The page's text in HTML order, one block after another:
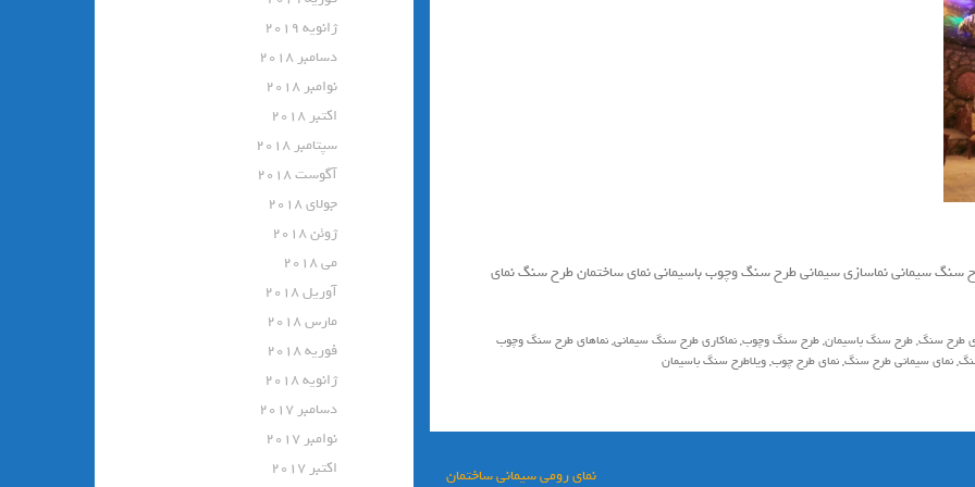
سنگ سیمانی نماسازی سیمانی طرح سنگ وچوب باسیمانی نمای ساختمان طرح سنگ نمای
طرح سنگ,طرح سنگ باسیمان,طرح سنگ وچوب,نماکاری طرح سنگ سیمانی,نماهای طرح سنگ وچوب
,نمای سیمانی طرح سنگ,نمای طرح چوب,ویلاطرح سنگ باسیمان
نمای رومی سیمانی ساختمان
ژانویه 2019
دسامبر 2018
نوامبر 2018
اکتبر 2018
سپتامبر 2018
آگوست 2018
جولای 2018
ژوئن 2018
می 2018
آوریل 2018
مارس 2018
فوریه 2018
ژانویه 2018
دسامبر 2017
نوامبر 2017
اکتبر 2017